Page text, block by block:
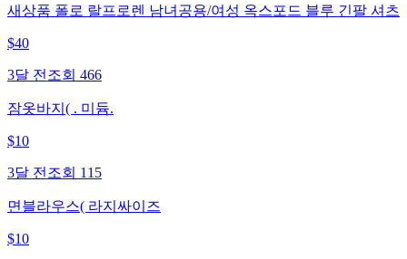
새상품 폴로 랄프로렌 남녀공용/여성 옥스포드 블루 긴팔 셔츠
$40
3달 전 조회 466
잠옷바지( . 미듐.
$10
3달 전 조회 115
면블라우스( 라지싸이즈
$10